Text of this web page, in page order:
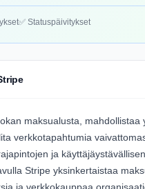
✅ Statuspäivitykset
maksualusta, mahdollistaa
verkkotapahtumia
ja käyttäjäystävällisen
Stripe yksinkertaistaa